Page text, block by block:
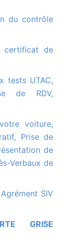
de RDV,
Prise de
de
Verbaux de